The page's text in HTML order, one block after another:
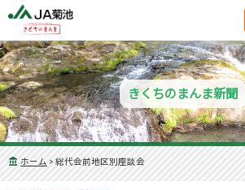
きくちのまんま新聞
ホーム > 総代会前地区別座談会